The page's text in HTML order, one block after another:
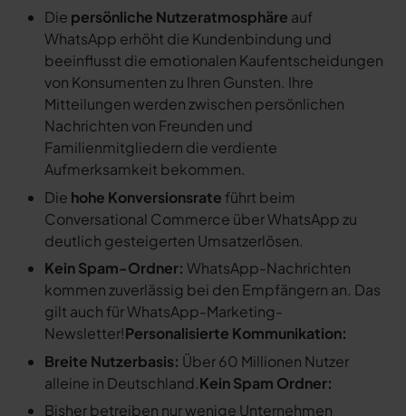
Die persönliche Nutzeratmosphäre auf
WhatsApp erhöht die Kundenbindung und
beeinflusst die emotionalen Kaufentscheidungen
von Konsumenten zu Ihren Gunsten. Ihre
Mitteilungen werden zwischen persönlichen
Nachrichten von Freunden und
Familienmitgliedern die verdiente
Aufmerksamkeit bekommen.
Die hohe Konversionsrate führt beim
Conversational Commerce über WhatsApp zu
deutlich gesteigerten Umsatzerlösen.
Kein Spam-Ordner: WhatsApp-Nachrichten
kommen zuverlässig bei den Empfängern an. Das
gilt auch für WhatsApp-Marketing-
Newsletter!Personalisierte Kommunikation:
Breite Nutzerbasis: Über 60 Millionen Nutzer
alleine in Deutschland.Kein Spam Ordner:
Bisher betreiben nur wenige Unternehmen